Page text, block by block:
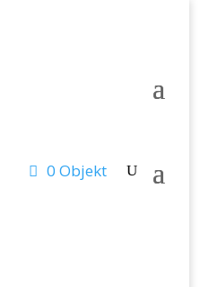
0 Objekt